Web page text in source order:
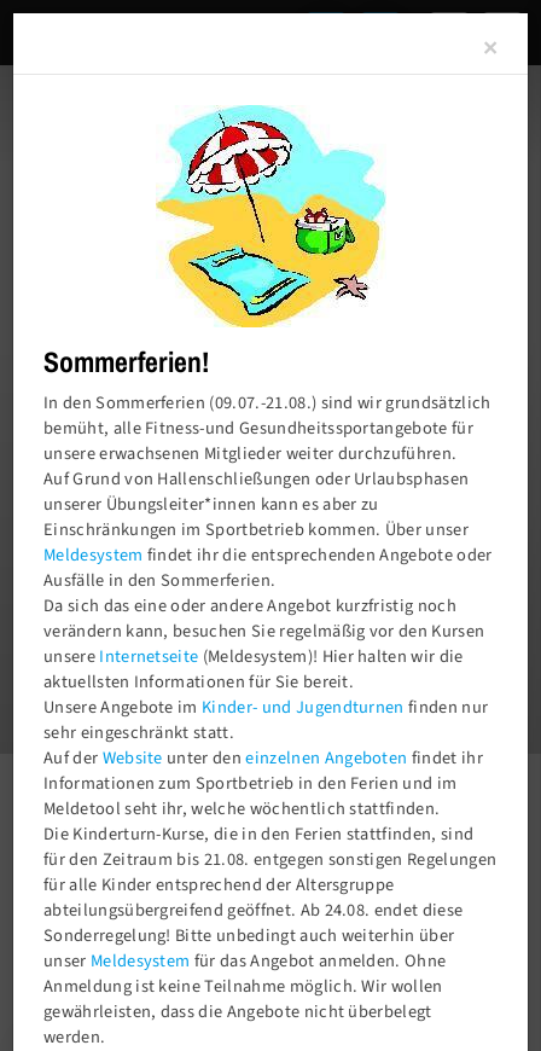
Charlottenburger Turn- und Sportverein von
1858 e.V.
1 3
Aktuelles Newsroom Purzelbaum - Prüfung
×
Sommerferien!
In den Sommerferien (09.07.-21.08.) sind wir grundsätzlich
bemüht, alle Fitness-und Gesundheitssportangebote für
unsere erwachsenen Mitglieder weiter durchzuführen.
Auf Grund von Hallenschließungen oder Urlaubsphasen
unserer Übungsleiter*innen kann es aber zu
Einschränkungen im Sportbetrieb kommen. Über unser
Meldesystem findet ihr die entsprechenden Angebote oder
Ausfälle in den Sommerferien.
Da sich das eine oder andere Angebot kurzfristig noch
verändern kann, besuchen Sie regelmäßig vor den Kursen
unsereInternetseite (Meldesystem)! Hier halten wir die
aktuellsten Informationen für Sie bereit.
Unsere Angebote im Kinder- und Jugendturnen finden nur
sehr eingeschränkt statt.
Auf derWebsite unter deneinzelnen Angeboten findet ihr
Informationen zum Sportbetrieb in den Ferien und im
Meldetool seht ihr, welche wöchentlich stattfinden.
Die Kinderturn-Kurse, die in den Ferien stattfinden, sind
für den Zeitraum bis 21.08. entgegen sonstigen Regelungen
für alle Kinder entsprechend der Altersgruppe
abteilungsübergreifend geöffnet. Ab 24.08. endet diese
Sonderregelung! Bitte unbedingt auch weiterhin über
unser Meldesystem für das Angebot anmelden. Ohne
Anmeldung ist keine Teilnahme möglich. Wir wollen
gewährleisten, dass die Angebote nicht überbelegt
werden.